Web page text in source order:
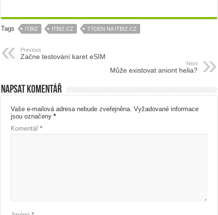
Tags ITBIZ ITBIZ.CZ TÝDEN NA ITBIZ.CZ
Previous
Začne testování karet eSIM
Next
Může existovat aniont helia?
Napsat komentář
Vaše e-mailová adresa nebude zveřejněna. Vyžadované informace
jsou označeny*
Komentář*